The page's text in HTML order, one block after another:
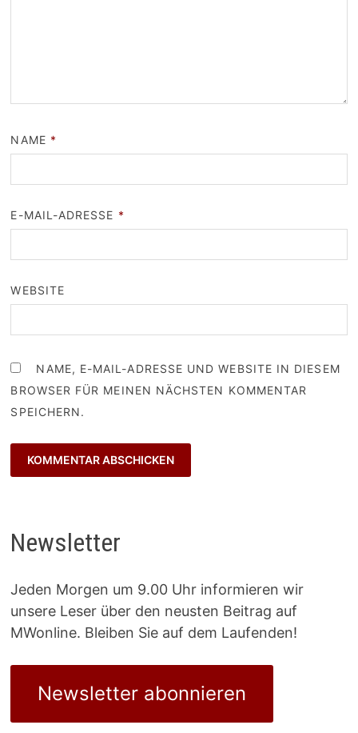
NAME *
E-MAIL-ADRESSE *
WEBSITE
NAME, E-MAIL-ADRESSE UND WEBSITE IN DIESEM
BROWSER FÜR MEINEN NÄCHSTEN KOMMENTAR
SPEICHERN.
Newsletter
Jeden Morgen um 9.00 Uhr informieren wir
unsere Leser über den neusten Beitrag auf
MWonline. Bleiben Sie auf dem Laufenden!
Newsletter abonnieren